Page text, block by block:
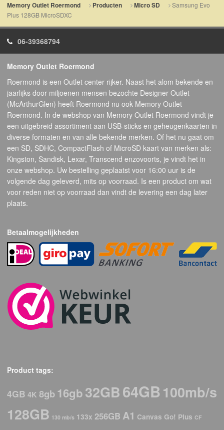
Memory Outlet Roermond Producten Micro SD
Samsung Evo
Plus 128GB MicroSDXC
06-39368794
Memory Outlet Roermond
Roermond is een Outlet center rijker. Naast het alom bekende en
jaarlijks door miljoenen mensen bezochte Designer Outlet
(McArthurGlen) heeft Roermond nu ook Memory Outlet
Roermond. In de webshop van Memory Outlet Roermond vindt je
een uitgebreid assortiment aan USB-sticks en geheugenkaarten in
diverse formaten en van alle bekende merken. Of het nu gaat om
een SD, SDHC, CompactFlash of MicroSD kaart van merken als:
Kingston, Sandisk, Lexar, Transcend enzovoorts, je vindt het in
onze webshop. Uw bestelling geplaatst voor 16:00 uur is de
volgende dag geleverd, mits op voorraad. Is een product om wat
voor reden niet op voorraad dan vindt de levering een dag later
plaats.
Betaalmogelijkheden
Product tags:
4GB 4K 8gb16gb32GB64GB100mb/s
128GB 130 mb/s 133x 256GB A1 Canvas Go! Plus CF